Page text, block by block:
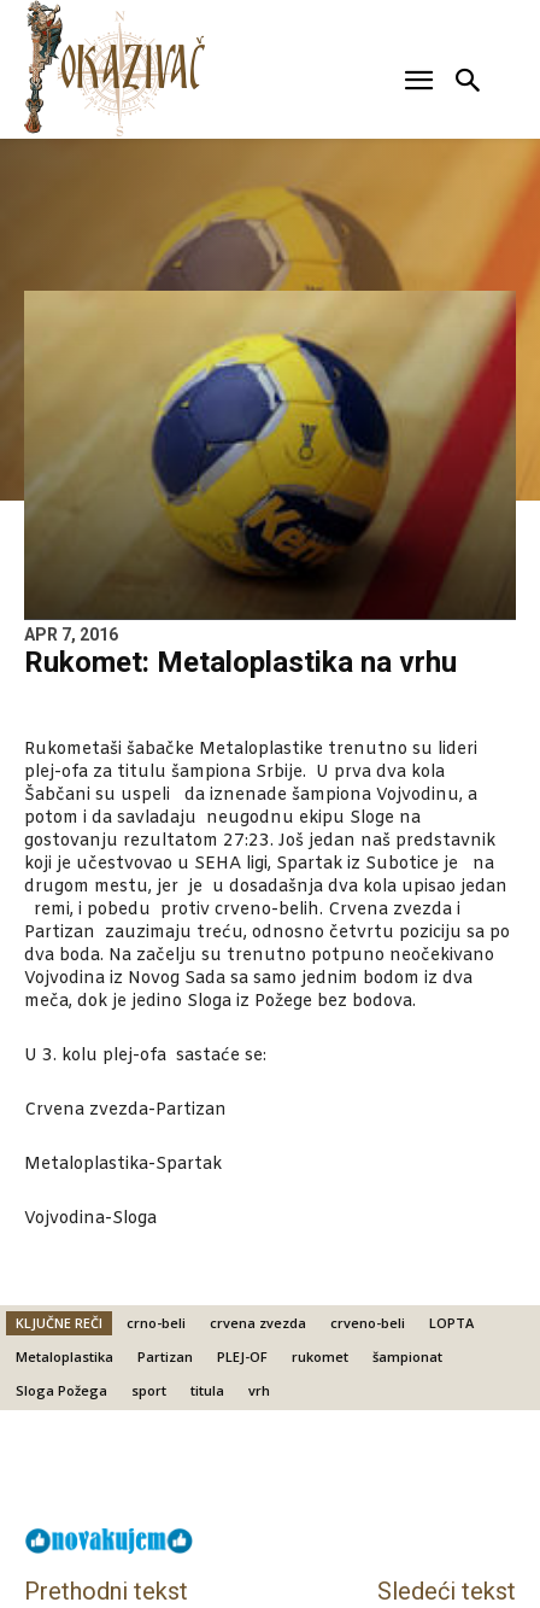
APR 7, 2016
Rukomet: Metaloplastika na vrhu
Rukometaši šabačke Metaloplastike trenutno su lideri
plej-ofa za titulu šampiona Srbije. U prva dva kola
Šabčani su uspeli da iznenade šampiona Vojvodinu, a
potom i da savladaju neugodnu ekipu Sloge na
gostovanju rezultatom 27:23. Još jedan naš predstavnik
koji je učestvovao u SEHA ligi, Spartak iz Subotice je na
drugom mestu, jer je u dosadašnja dva kola upisao jedan
remi, i pobedu protiv crveno-belih. Crvena zvezda i
Partizan zauzimaju treću, odnosno četvrtu poziciju sa po
dva boda. Na začelju su trenutno potpuno neočekivano
Vojvodina iz Novog Sada sa samo jednim bodom iz dva
meča, dok je jedino Sloga iz Požege bez bodova.
U 3. kolu plej-ofa sastaće se:
Crvena zvezda-Partizan
Metaloplastika-Spartak
Vojvodina-Sloga
KLJUČNE REČI crno-beli crvena zvezda crveno-beli
LOPTA
Metaloplastika
Partizan PLEJ-OF rukomet
šampionat
Sloga Požega
sport titula vrh
Prethodni tekst Sledeći tekst